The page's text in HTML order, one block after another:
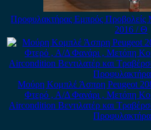
Προφυλακτήρας Εμπρός Προβολείς
2016 / Θ
Μούρη Κομπλέ Άσπρη Peugeot
Φτερό , Α/Δ Φανάρι , Μετόπη
Aircondition Βεντιλατέρ και